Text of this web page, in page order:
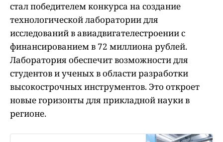
стал победителем конкурса на создание
технологической лаборатории для
исследований в авиадвигателестроении с
финансированием в 72 миллиона рублей.
Лаборатория обеспечит возможности для
студентов и ученых в области разработки
высокострочных инструментов. Это откроет
новые горизонты для прикладной науки в
регионе.